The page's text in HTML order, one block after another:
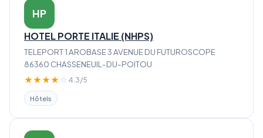
HP
HOTEL PORTE ITALIE (NHPS)
TELEPORT 1 AROBASE 3 AVENUE DU FUTUROSCOPE
86360 CHASSENEUIL-DU-POITOU
★★★★ ☆ 4.3/5
Hôtels